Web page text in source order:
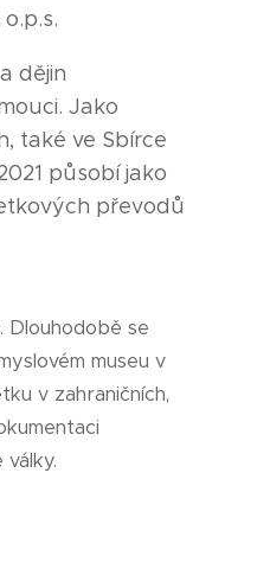
dějin
Jako
také ve Sbírce
působí jako
převodů
Dlouhodobě se
museu v
v zahraničních,